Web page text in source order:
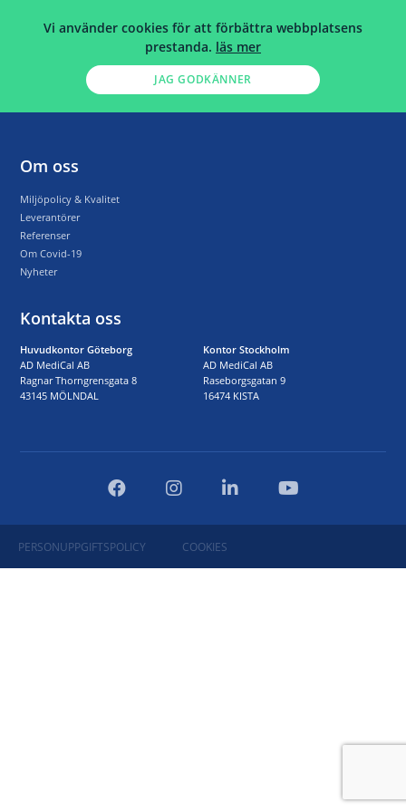
Vi använder cookies för att förbättra webbplatsens
prestanda. läs mer
JAG GODKÄNNER
Archives
Om oss
Miljöpolicy & Kvalitet
Leverantörer
Referenser
Om Covid-19
Nyheter
Kontakta oss
Huvudkontor Göteborg
AD MediCal AB
Ragnar Thorngrensgata 8
43145 MÖLNDAL
Kontor Stockholm
AD MediCal AB
Raseborgsgatan 9
16474 KISTA
PERSONUPPGIFTSPOLICY COOKIES